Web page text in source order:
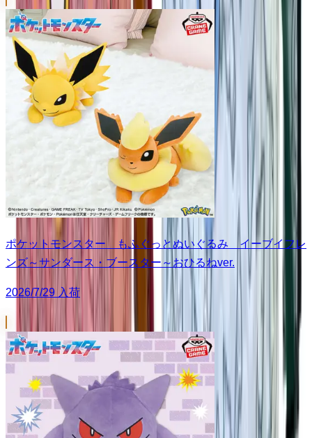
ポケットモンスター もふぐっとぬいぐるみ イーブイフレ
ンズ～サンダース・ブースター～おひるねver.
2026/7/29 入荷